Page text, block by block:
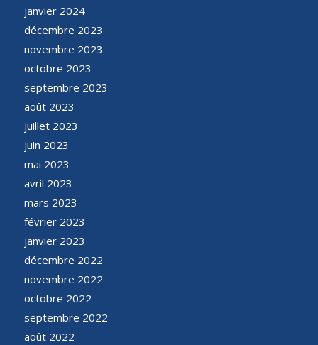
janvier 2024
décembre 2023
novembre 2023
octobre 2023
septembre 2023
août 2023
juillet 2023
juin 2023
mai 2023
avril 2023
mars 2023
février 2023
janvier 2023
décembre 2022
novembre 2022
octobre 2022
septembre 2022
août 2022